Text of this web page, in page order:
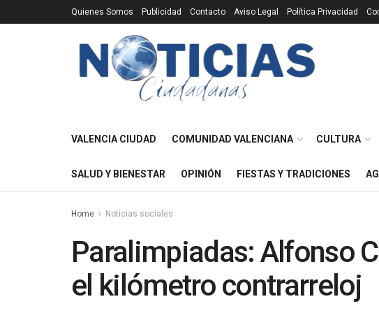
Quienes Somos Publicidad Contacto Aviso Legal Política Privacidad
VALENCIA CIUDAD COMUNIDAD VALENCIANA CULTURA
SALUD Y BIENESTAR OPINIÓN FIESTAS Y TRADICIONES
Home Noticias sociales
Paralimpiadas: Alfonso
el kilómetro contrarreloj